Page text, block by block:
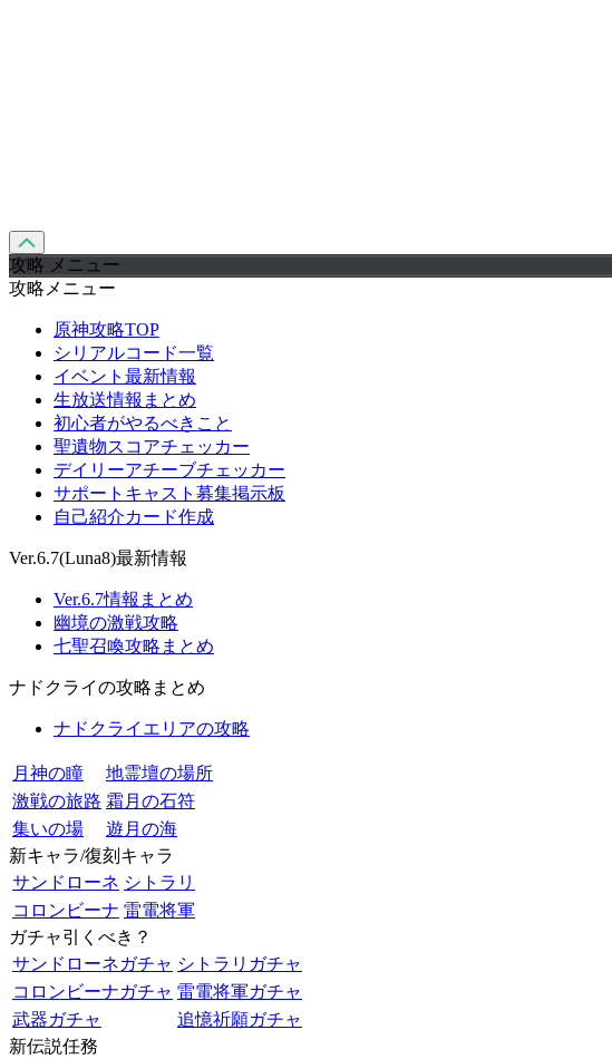
攻略 メニュー
攻略メニュー
原神攻略TOP
シリアルコード一覧
イベント最新情報
生放送情報まとめ
初心者がやるべきこと
聖遺物スコアチェッカー
デイリーアチーブチェッカー
サポートキャスト募集掲示板
自己紹介カード作成
Ver.6.7(Luna8)最新情報
Ver.6.7情報まとめ
幽境の激戦攻略
七聖召喚攻略まとめ
ナドクライの攻略まとめ
ナドクライエリアの攻略
月神の瞳
地霊壇の場所
激戦の旅路 霜月の石符
集いの場
遊月の海
新キャラ/復刻キャラ
サンドローネ シトラリ
コロンビーナ 雷電将軍
ガチャ引くべき？
サンドローネガチャ シトラリガチャ
コロンビーナガチャ 雷電将軍ガチャ
武器ガチャ
追憶祈願ガチャ
新伝説任務